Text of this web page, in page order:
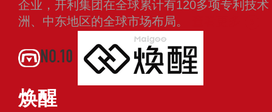
企业，开利集团在全球累计有120多项专利技
洲、中东地区的全球市场布局。
NO.10
焕醒